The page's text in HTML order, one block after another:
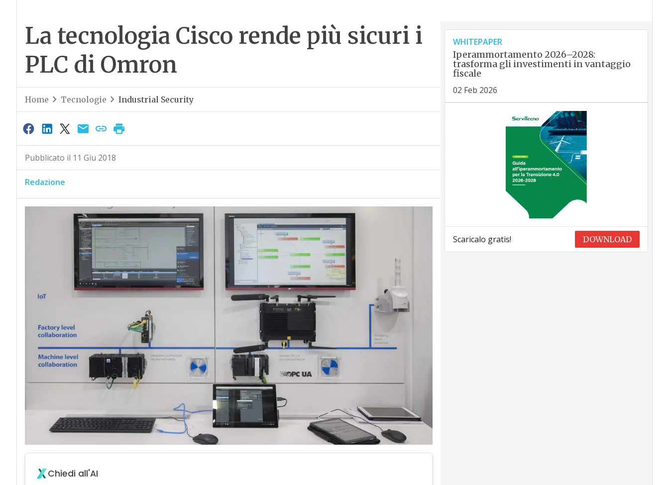
La tecnologia Cisco rende più sicuri i
PLC di Omron
Home Tecnologie Industrial Security
Pubblicato il 11 Giu 2018
Redazione
Chiedi all'AI
WHITEPAPER
Iperammortamento 2026–2028:
trasforma gli investimenti in vantaggio
fiscale
02 Feb 2026
Scaricalo gratis! DOWNLOAD